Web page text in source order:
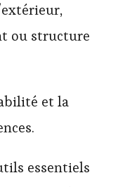
ou structure
et la
essentiels